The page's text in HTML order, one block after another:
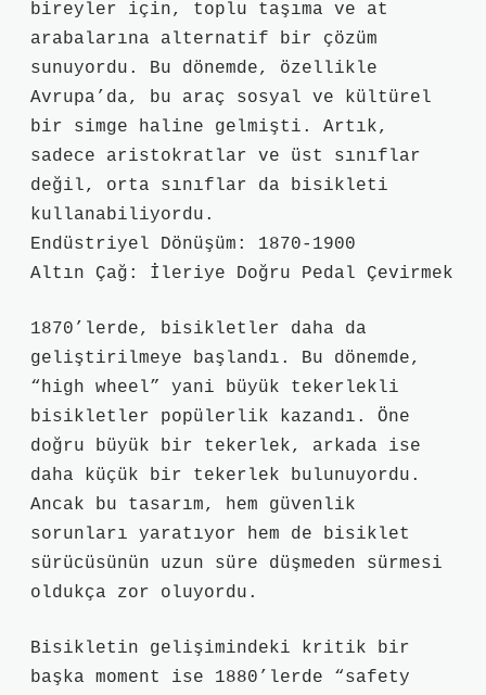
bireyler için, toplu taşıma ve at
arabalarına alternatif bir çözüm
sunuyordu. Bu dönemde, özellikle
Avrupa’da, bu araç sosyal ve kültürel
bir simge haline gelmişti. Artık,
sadece aristokratlar ve üst sınıflar
değil, orta sınıflar da bisikleti
kullanabiliyordu.
Endüstriyel Dönüşüm: 1870-1900
Altın Çağ: İleriye Doğru Pedal Çevirmek
1870’lerde, bisikletler daha da
geliştirilmeye başlandı. Bu dönemde,
“high wheel” yani büyük tekerlekli
bisikletler popülerlik kazandı. Öne
doğru büyük bir tekerlek, arkada ise
daha küçük bir tekerlek bulunuyordu.
Ancak bu tasarım, hem güvenlik
sorunları yaratıyor hem de bisiklet
sürücüsünün uzun süre düşmeden sürmesi
oldukça zor oluyordu.
Bisikletin gelişimindeki kritik bir
başka moment ise 1880’lerde “safety